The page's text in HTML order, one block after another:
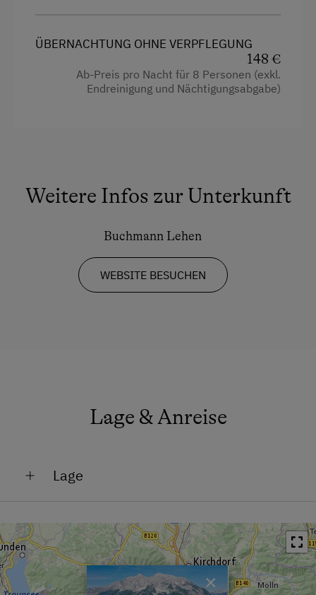
ÜBERNACHTUNG OHNE VERPFLEGUNG
148 €
Ab-Preis pro Nacht für 8 Personen (exkl.
Endreinigung und Nächtigungsabgabe)
Weitere Infos zur Unterkunft
Buchmann Lehen
WEBSITE BESUCHEN
Lage & Anreise
Lage
Lage im Grünen
×